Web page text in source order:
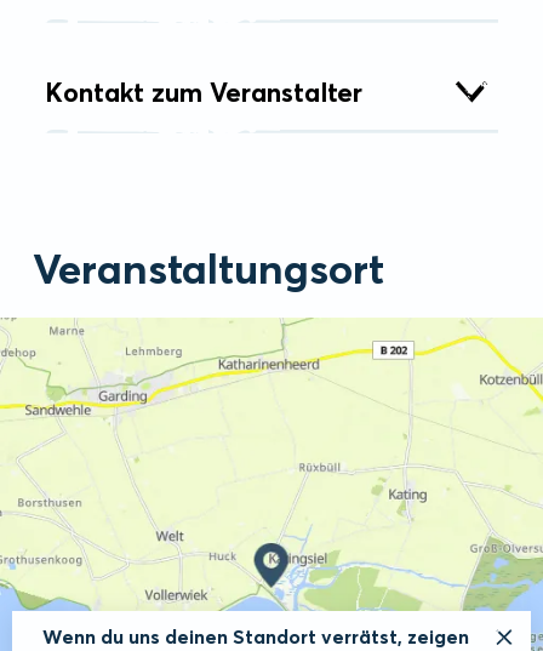
Kontakt zum Veranstalter
Veranstaltungsort
Wenn du uns deinen Standort verrätst, zeigen